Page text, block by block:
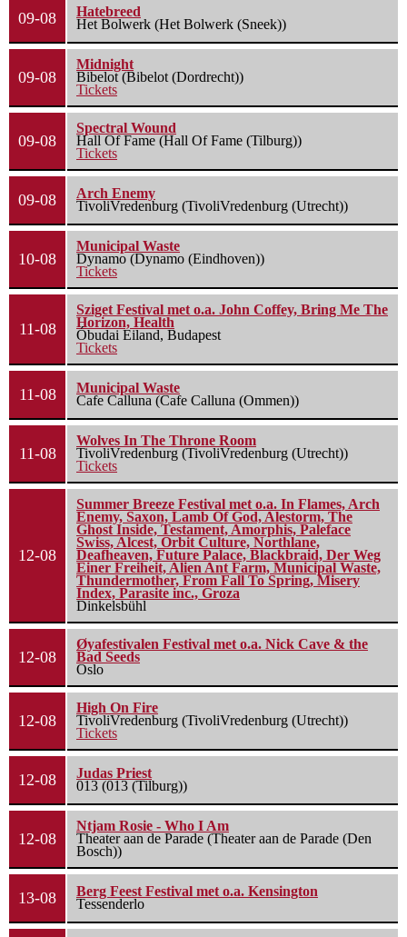
09-08
Hatebreed
Het Bolwerk (Het Bolwerk (Sneek))
09-08
Midnight
Bibelot (Bibelot (Dordrecht))
Tickets
09-08
Spectral Wound
Hall Of Fame (Hall Of Fame (Tilburg))
Tickets
09-08
Arch Enemy
TivoliVredenburg (TivoliVredenburg (Utrecht))
10-08
Municipal Waste
Dynamo (Dynamo (Eindhoven))
Tickets
11-08
Sziget Festival met o.a. John Coffey, Bring Me The
Horizon, Health
Óbudai Eiland, Budapest
Tickets
11-08
Municipal Waste
Cafe Calluna (Cafe Calluna (Ommen))
11-08
Wolves In The Throne Room
TivoliVredenburg (TivoliVredenburg (Utrecht))
Tickets
12-08
Summer Breeze Festival met o.a. In Flames, Arch
Enemy, Saxon, Lamb Of God, Alestorm, The
Ghost Inside, Testament, Amorphis, Paleface
Swiss, Alcest, Orbit Culture, Northlane,
Deafheaven, Future Palace, Blackbraid, Der Weg
Einer Freiheit, Alien Ant Farm, Municipal Waste,
Thundermother, From Fall To Spring, Misery
Index, Parasite inc., Groza
Dinkelsbühl
12-08
Øyafestivalen Festival met o.a. Nick Cave & the
Bad Seeds
Oslo
12-08
High On Fire
TivoliVredenburg (TivoliVredenburg (Utrecht))
Tickets
12-08
Judas Priest
013 (013 (Tilburg))
12-08
Ntjam Rosie - Who I Am
Theater aan de Parade (Theater aan de Parade (Den
Bosch))
13-08
Berg Feest Festival met o.a. Kensington
Tessenderlo